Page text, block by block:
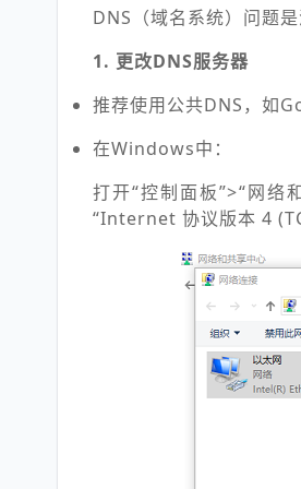
DNS（域名系统）问题
1. 更改DNS服务器
推荐使用公共DNS，如
在Windows中：
打开“控制面板”>“网络
“Internet 协议版本 4